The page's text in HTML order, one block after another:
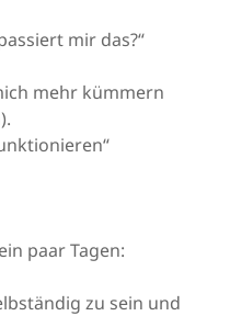
mir das?“
mehr kümmern
paar Tagen:
zu sein und